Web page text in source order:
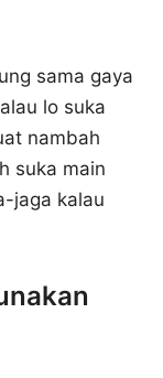
sama gaya
lo suka
nambah
suka main
jaga kalau